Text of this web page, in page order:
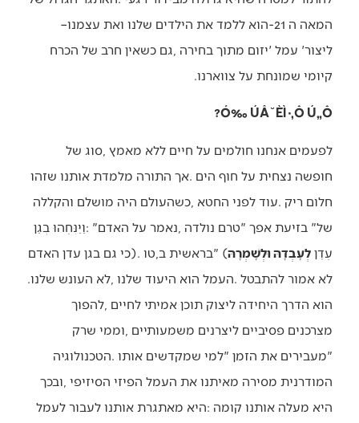
‬המאה‭ ‬ה‭-‬21‭ ‬הוא‭ ‬ללמד‭ ‬את‭ ‬הילדים‭ ‬שלנו‭ ‬ואת‭ ‬עצמנו‭ –
‬קיומי‭ ‬שמונחת‭ ‬על‭ ‬צווארנו‭.‬
Ó‰ ÚÂ˘ÈÌ ·‚Ô Ú„Ô?
לפעמים‭ ‬אנחנו‭ ‬חולמים‭ ‬על‭ ‬חיים‭ ‬ללא‭ ‬מאמץ‭, ‬סוג‭ ‬של‭
‬חופשה‭ ‬נצחית‭ ‬על‭ ‬חוף‭ ‬הים‭. ‬אך‭ ‬התורה‭ ‬מלמדת‭ ‬אותנו‭ ‬שזהו‭
‬של‭ ‬‮"‬בזיעת‭ ‬אפך‮"‬‭ ‬טרם‭ ‬נולדה‭, ‬נאמר‭ ‬על‭ ‬האדם‭: ‬‮"‬וַיַּנִּחֵהוּ‭ ‬בְגַן‭
‬עֵדֶן‭ ‬ לְעָבְדָהּ‭ ‬וּלְשָׁמְרָהּ
‬לא‭ ‬אמור‭ ‬להתבטל‭. ‬העמל‭ ‬הוא‭ ‬היעוד‭ ‬שלנו‭, ‬לא‭ ‬העונש‭ ‬שלנו‭.
‬הוא‭ ‬הדרך‭ ‬היחידה‭ ‬ליצוק‭ ‬תוכן‭ ‬אמיתי‭ ‬לחיים‭, ‬להפוך‭
‬המודרנית‭ ‬מסירה‭ ‬מאיתנו‭ ‬את‭ ‬העמל‭ ‬הפיזי‭ ‬הסיזיפי‭, ‬ובכך‭
‬היא‭ ‬מעלה‭ ‬אותנו‭ ‬קומה‭: ‬היא‭ ‬מאתגרת‭ ‬אותנו‭ ‬לעבור‭ ‬לעמל‭